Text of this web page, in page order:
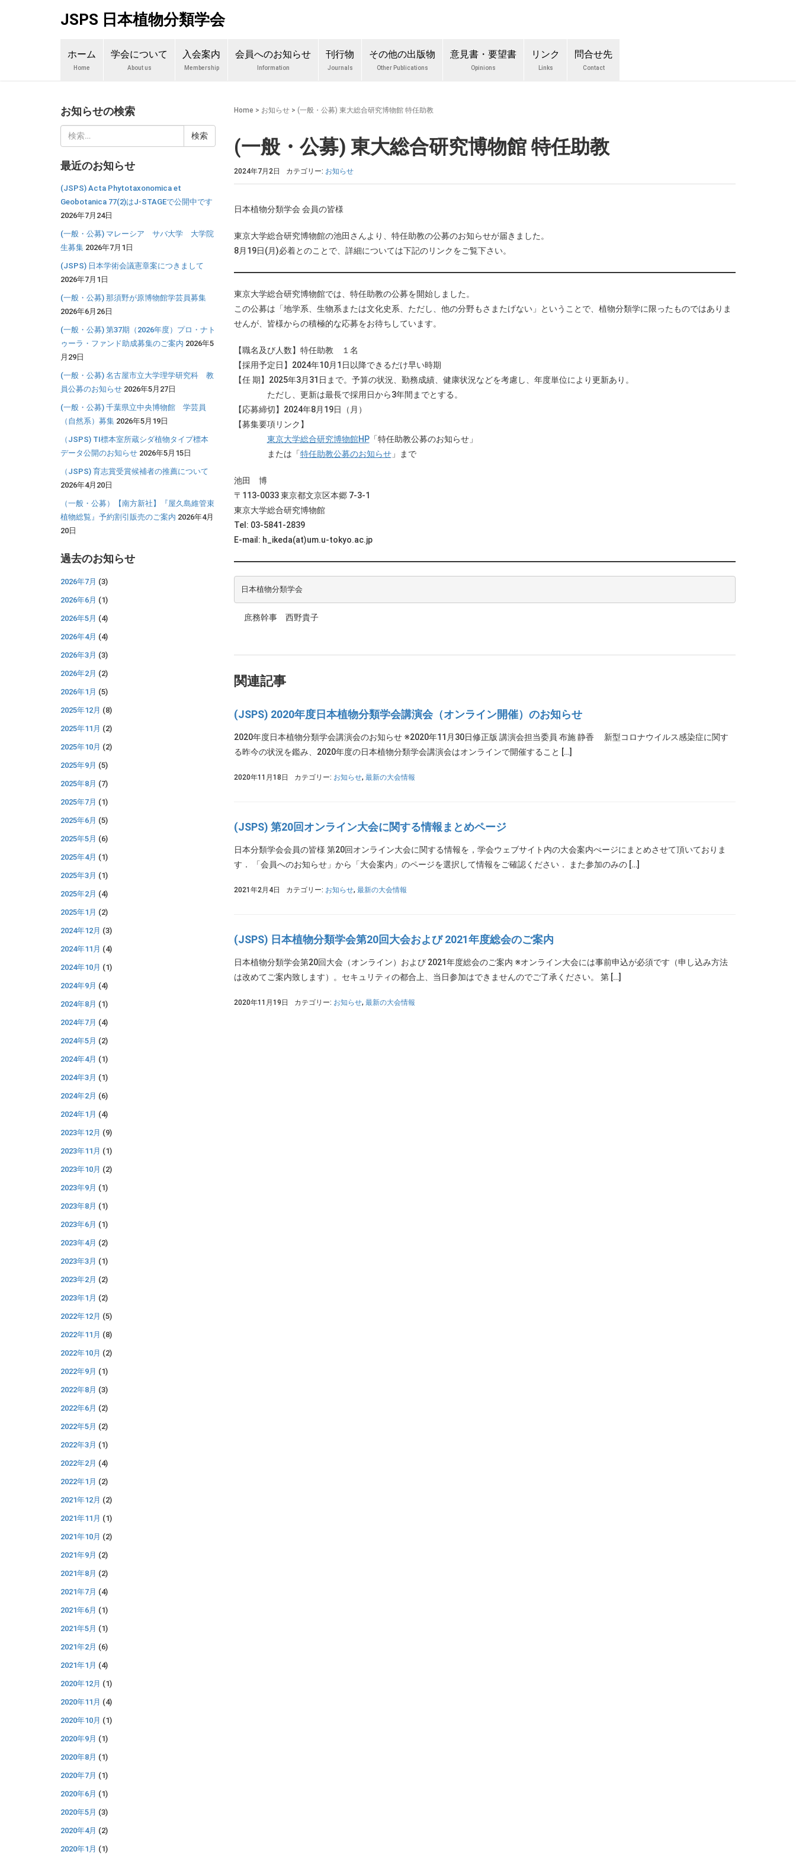
JSPS 日本植物分類学会
ホーム
Home
学会について
About us
入会案内
Membership
会員へのお知らせ
Information
刊行物
Journals
その他の出版物
Other Publications
意見書・要望書
Opinions
リンク
Links
問合せ先
Contact
Home > お知らせ> (一般・公募) 東大総合研究博物館 特任助教
(一般・公募) 東大総合研究博物館 特任助教
2024年7月2日 カテゴリー: お知らせ
日本植物分類学会 会員の皆様
東京大学総合研究博物館の池田さんより、特任助教の公募のお知らせが届きました。
8月19日(月)必着とのことで、詳細については下記のリンクをご覧下さい。
東京大学総合研究博物館では、特任助教の公募を開始しました。
この公募は「地学系、生物系または文化史系、ただし、他の分野もさまたげない」ということで、植物分類学に限ったものではありま
せんが、皆様からの積極的な応募をお待ちしています。
【職名及び人数】特任助教 １名
【採用予定日】2024年10月1日以降できるだけ早い時期
【任 期】2025年3月31日まで。予算の状況、勤務成績、健康状況などを考慮し、年度単位により更新あり。
ただし、更新は最長で採用日から3年間までとする。
【応募締切】2024年8月19日（月）
【募集要項リンク】
東京大学総合研究博物館HP「特任助教公募のお知らせ」
または「特任助教公募のお知らせ」まで
池田 博
〒113-0033 東京都文京区本郷 7-3-1
東京大学総合研究博物館
Tel: 03-5841-2839
E-mail: h_ikeda(at)um.u-tokyo.ac.jp
日本植物分類学会
庶務幹事 西野貴子
関連記事
(JSPS) 2020年度日本植物分類学会講演会（オンライン開催）のお知らせ
2020年度日本植物分類学会講演会のお知らせ ※2020年11月30日修正版 講演会担当委員 布施 静香 新型コロナウイルス感染症に関す
る昨今の状況を鑑み、2020年度の日本植物分類学会講演会はオンラインで開催すること […]
2020年11月18日 カテゴリー: お知らせ, 最新の大会情報
(JSPS) 第20回オンライン大会に関する情報まとめページ
日本分類学会会員の皆様 第20回オンライン大会に関する情報を，学会ウェブサイト内の大会案内ぺージにまとめさせて頂いておりま
す． 「会員へのお知らせ」から「大会案内」のページを選択して情報をご確認ください． また参加のみの […]
2021年2月4日 カテゴリー: お知らせ, 最新の大会情報
(JSPS) 日本植物分類学会第20回大会および 2021年度総会のご案内
日本植物分類学会第20回大会（オンライン）および 2021年度総会のご案内 ※オンライン大会には事前申込が必須です（申し込み方法
は改めてご案内致します）。セキュリティの都合上、当日参加はできませんのでご了承ください。 第 […]
2020年11月19日 カテゴリー: お知らせ, 最新の大会情報
お知らせの検索
索:
最近のお知らせ
(JSPS) Acta Phytotaxonomica et
Geobotanica 77(2)はJ-STAGEで公開中です
2026年7月24日
(一般・公募) マレーシア サバ大学 大学院
生募集 2026年7月1日
(JSPS) 日本学術会議憲章案につきまして
2026年7月1日
(一般・公募) 那須野が原博物館学芸員募集
2026年6月26日
(一般・公募) 第37期（2026年度）プロ・ナト
ゥーラ・ファンド助成募集のご案内 2026年5
月29日
(一般・公募) 名古屋市立大学理学研究科 教
員公募のお知らせ 2026年5月27日
(一般・公募) 千葉県立中央博物館 学芸員
（自然系）募集 2026年5月19日
（JSPS) TI標本室所蔵シダ植物タイプ標本
データ公開のお知らせ 2026年5月15日
（JSPS) 育志賞受賞候補者の推薦について
2026年4月20日
（一般・公募）【南方新社】『屋久島維管束
植物総覧』予約割引販売のご案内 2026年4月
20日
過去のお知らせ
2026年7月 (3)
2026年6月 (1)
2026年5月 (4)
2026年4月 (4)
2026年3月 (3)
2026年2月 (2)
2026年1月 (5)
2025年12月 (8)
2025年11月 (2)
2025年10月 (2)
2025年9月 (5)
2025年8月 (7)
2025年7月 (1)
2025年6月 (5)
2025年5月 (6)
2025年4月 (1)
2025年3月 (1)
2025年2月 (4)
2025年1月 (2)
2024年12月 (3)
2024年11月 (4)
2024年10月 (1)
2024年9月 (4)
2024年8月 (1)
2024年7月 (4)
2024年5月 (2)
2024年4月 (1)
2024年3月 (1)
2024年2月 (6)
2024年1月 (4)
2023年12月 (9)
2023年11月 (1)
2023年10月 (2)
2023年9月 (1)
2023年8月 (1)
2023年6月 (1)
2023年4月 (2)
2023年3月 (1)
2023年2月 (2)
2023年1月 (2)
2022年12月 (5)
2022年11月 (8)
2022年10月 (2)
2022年9月 (1)
2022年8月 (3)
2022年6月 (2)
2022年5月 (2)
2022年3月 (1)
2022年2月 (4)
2022年1月 (2)
2021年12月 (2)
2021年11月 (1)
2021年10月 (2)
2021年9月 (2)
2021年8月 (2)
2021年7月 (4)
2021年6月 (1)
2021年5月 (1)
2021年2月 (6)
2021年1月 (4)
2020年12月 (1)
2020年11月 (4)
2020年10月 (1)
2020年9月 (1)
2020年8月 (1)
2020年7月 (1)
2020年6月 (1)
2020年5月 (3)
2020年4月 (2)
2020年1月 (1)